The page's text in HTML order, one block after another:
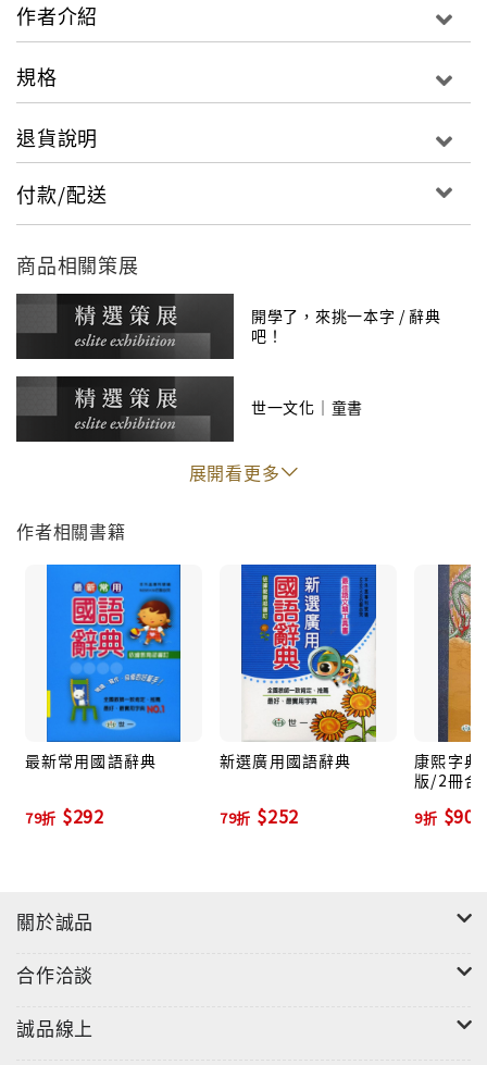
作者介紹
規格
退貨說明
付款/配送
商品相關策展
開學了，來挑一本字 / 辭典
吧！
世一文化｜童書
展開看更多
作者相關書籍
最新常用國語辭典
79折 $292
新選廣用國語辭典
79折 $252
康熙字典
版/2冊合
9折 $900
關於誠品
合作洽談
誠品線上